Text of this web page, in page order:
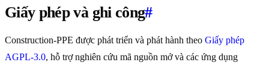
Giấy phép và ghi công#
Construction-PPE được phát triển và phát hành theo Giấy phép
AGPL-3.0, hỗ trợ nghiên cứu mã nguồn mở và các ứng dụng